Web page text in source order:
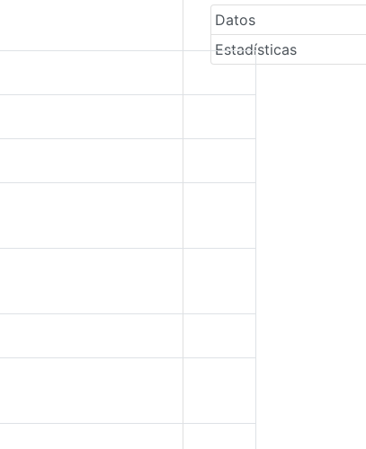
Datos
Estadísticas